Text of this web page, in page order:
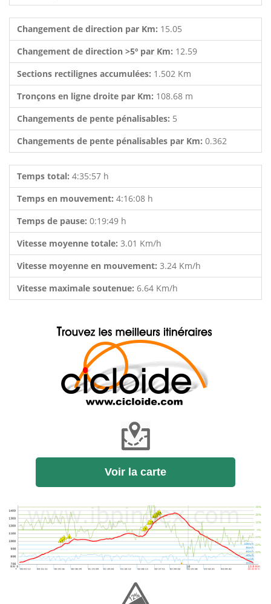
Changement de direction par Km: 15.05
Changement de direction >5º par Km: 12.59
Sections rectilignes accumulées: 1.502 Km
Tronçons en ligne droite par Km: 108.68 m
Changements de pente pénalisables: 5
Changements de pente pénalisables par Km: 0.362
Temps total: 4:35:57 h
Temps en mouvement: 4:16:08 h
Temps de pause: 0:19:49 h
Vitesse moyenne totale: 3.01 Km/h
Vitesse moyenne en mouvement: 3.24 Km/h
Vitesse maximale soutenue: 6.64 Km/h
Voir la carte